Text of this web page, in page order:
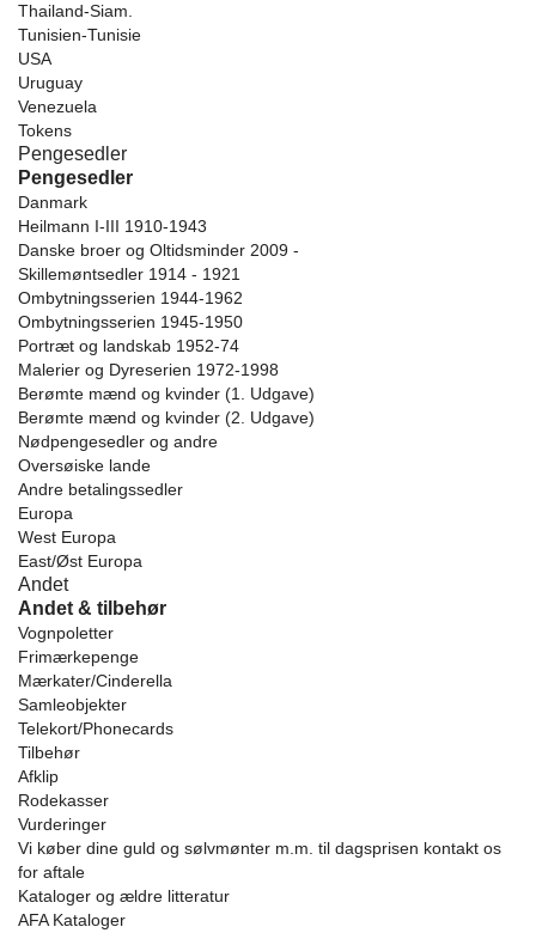
Thailand-Siam.
Tunisien-Tunisie
USA
Uruguay
Venezuela
Tokens
Pengesedler
Pengesedler
Danmark
Heilmann I-III 1910-1943
Danske broer og Oltidsminder 2009 -
Skillemøntsedler 1914 - 1921
Ombytningsserien 1944-1962
Ombytningsserien 1945-1950
Portræt og landskab 1952-74
Malerier og Dyreserien 1972-1998
Berømte mænd og kvinder (1. Udgave)
Berømte mænd og kvinder (2. Udgave)
Nødpengesedler og andre
Oversøiske lande
Andre betalingssedler
Europa
West Europa
East/Øst Europa
Andet
Andet & tilbehør
Vognpoletter
Frimærkepenge
Mærkater/Cinderella
Samleobjekter
Telekort/Phonecards
Tilbehør
Afklip
Rodekasser
Vurderinger
Vi køber dine guld og sølvmønter m.m. til dagsprisen kontakt os
for aftale
Kataloger og ældre litteratur
AFA Kataloger